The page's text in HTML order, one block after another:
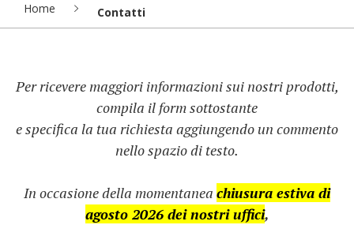
Home Contatti
Per ricevere maggiori informazioni sui nostri prodotti,
compila il form sottostante
e specifica la tua richiesta aggiungendo un commento
nello spazio di testo.
In occasione della momentanea chiusura estiva di
agosto 2026 dei nostri uffici,